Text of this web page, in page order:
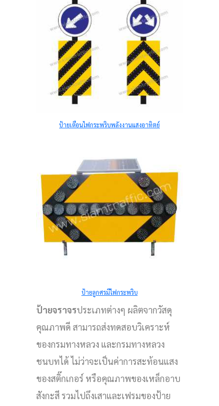
ป้ายเตือนไฟกระพริบพลังงานแสงอาทิตย์
ป้ายลูกศรมีไฟกระพริบ
ป้ายจราจรประเภทต่างๆ ผลิตจากวัสดุ
คุณภาพดี สามารถส่งทดสอบวิเคราะห์
ของกรมทางหลวง และกรมทางหลวง
ชนบทได้ ไม่ว่าจะเป็นค่าการสะท้อนแสง
ของสติ๊กเกอร์ หรือคุณภาพของเหล็กอาบ
สังกะสี รวมไปถึงเสาและเฟรมของป้าย